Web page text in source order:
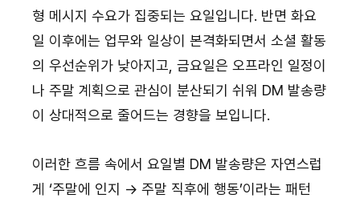
형 메시지 수요가 집중되는 요일입니다. 반면 화요
일 이후에는 업무와 일상이 본격화되면서 소셜 활동
의 우선순위가 낮아지고, 금요일은 오프라인 일정이
나 주말 계획으로 관심이 분산되기 쉬워 DM 발송량
이 상대적으로 줄어드는 경향을 보입니다.
이러한 흐름 속에서 요일별 DM 발송량은 자연스럽
게 ‘주말에 인지 → 주말 직후에 행동’이라는 패턴